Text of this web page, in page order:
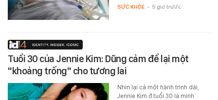
SỨC KHỎE - 5 giờ trước
Tuổi 30 của Jennie Kim: Dũng cảm để lại một
"khoảng trống" cho tương lai
Nhìn lại cả một hành trình dài,
Jennie Kim ở tuổi 30 là minh